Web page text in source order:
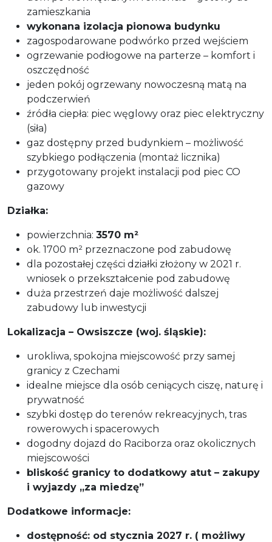
zamieszkania
wykonana izolacja pionowa budynku
zagospodarowane podwórko przed wejściem
ogrzewanie podłogowe na parterze – komfort i
oszczędność
jeden pokój ogrzewany nowoczesną matą na
podczerwień
źródła ciepła: piec węglowy oraz piec elektryczny
(siła)
gaz dostępny przed budynkiem – możliwość
szybkiego podłączenia (montaż licznika)
przygotowany projekt instalacji pod piec CO
gazowy
Działka:
powierzchnia: 3570 m²
ok. 1700 m² przeznaczone pod zabudowę
dla pozostałej części działki złożony w 2021 r.
wniosek o przekształcenie pod zabudowę
duża przestrzeń daje możliwość dalszej
zabudowy lub inwestycji
Lokalizacja – Owsiszcze (woj. śląskie):
urokliwa, spokojna miejscowość przy samej
granicy z Czechami
idealne miejsce dla osób ceniących ciszę, naturę i
prywatność
szybki dostęp do terenów rekreacyjnych, tras
rowerowych i spacerowych
dogodny dojazd do Raciborza oraz okolicznych
miejscowości
bliskość granicy to dodatkowy atut – zakupy
i wyjazdy „za miedzę”
Dodatkowe informacje:
dostępność: od stycznia 2027 r. ( możliwy